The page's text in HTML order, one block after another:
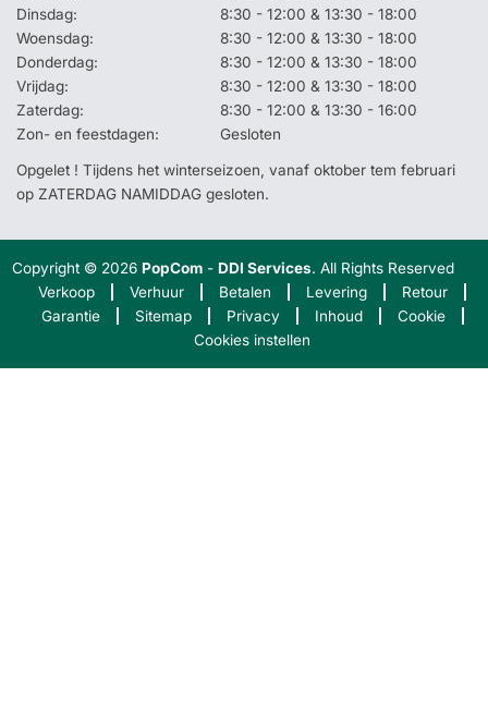
Dinsdag:
8:30 - 12:00 & 13:30 - 18:00
Woensdag:
8:30 - 12:00 & 13:30 - 18:00
Donderdag:
8:30 - 12:00 & 13:30 - 18:00
Vrijdag:
8:30 - 12:00 & 13:30 - 18:00
Zaterdag:
8:30 - 12:00 & 13:30 - 16:00
Zon- en feestdagen:
Gesloten
Opgelet ! Tijdens het winterseizoen, vanaf oktober tem februari
op ZATERDAG NAMIDDAG gesloten.
Copyright © 2026PopCom -DDI Services. All Rights Reserved
Verkoop
Verhuur Betalen Levering
Retour
Garantie
Sitemap Privacy Inhoud
Cookie
Cookies instellen